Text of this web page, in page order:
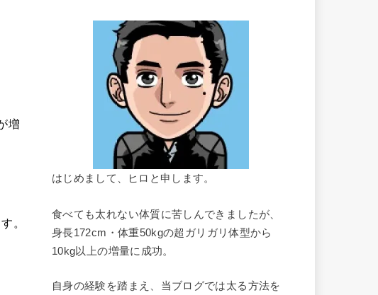
増
。
はじめまして、ヒロと申します。
食べても太れない体質に苦しんできましたが、
身長172cm・体重50kgの超ガリガリ体型から
10kg以上の増量に成功。
自身の経験を踏まえ、当ブログでは太る方法を